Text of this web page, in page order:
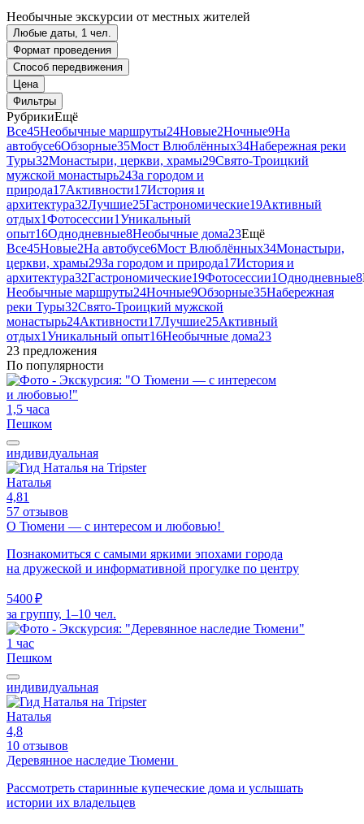
Необычные экскурсии от местных жителей
Любые даты, 1 чел.
Формат проведения
Способ передвижения
Цена
Фильтры
РубрикиЕщё
Все45Необычные маршруты24Новые2Ночные9На
автобусе6Обзорные35Мост Влюблённых34Набережная реки
Туры32Монастыри, церкви, храмы29Свято-Троицкий
мужской монастырь24За городом и
природа17Активности17История и
архитектура32Лучшие25Гастрономические19Активный
отдых1Фотосессии1Уникальный
опыт16Однодневные8Необычные дома23Ещё
Все45Новые2На автобусе6Мост Влюблённых34Монастыри,
церкви, храмы29За городом и природа17История и
архитектура32Гастрономические19Фотосессии1Однодневные8
Необычные маршруты24Ночные9Обзорные35Набережная
реки Туры32Свято-Троицкий мужской
монастырь24Активности17Лучшие25Активный
отдых1Уникальный опыт16Необычные дома23
23 предложения
По популярности
1,5 часа
Пешком
индивидуальная
Наталья
4,81
57 отзывов
О Тюмени — с интересом и любовью!
Познакомиться с самыми яркими эпохами города
на дружеской и информативной прогулке по центру
5400 ₽
за группу, 1–10 чел.
1 час
Пешком
индивидуальная
Наталья
4,8
10 отзывов
Деревянное наследие Тюмени
Рассмотреть старинные купеческие дома и услышать
истории их владельцев